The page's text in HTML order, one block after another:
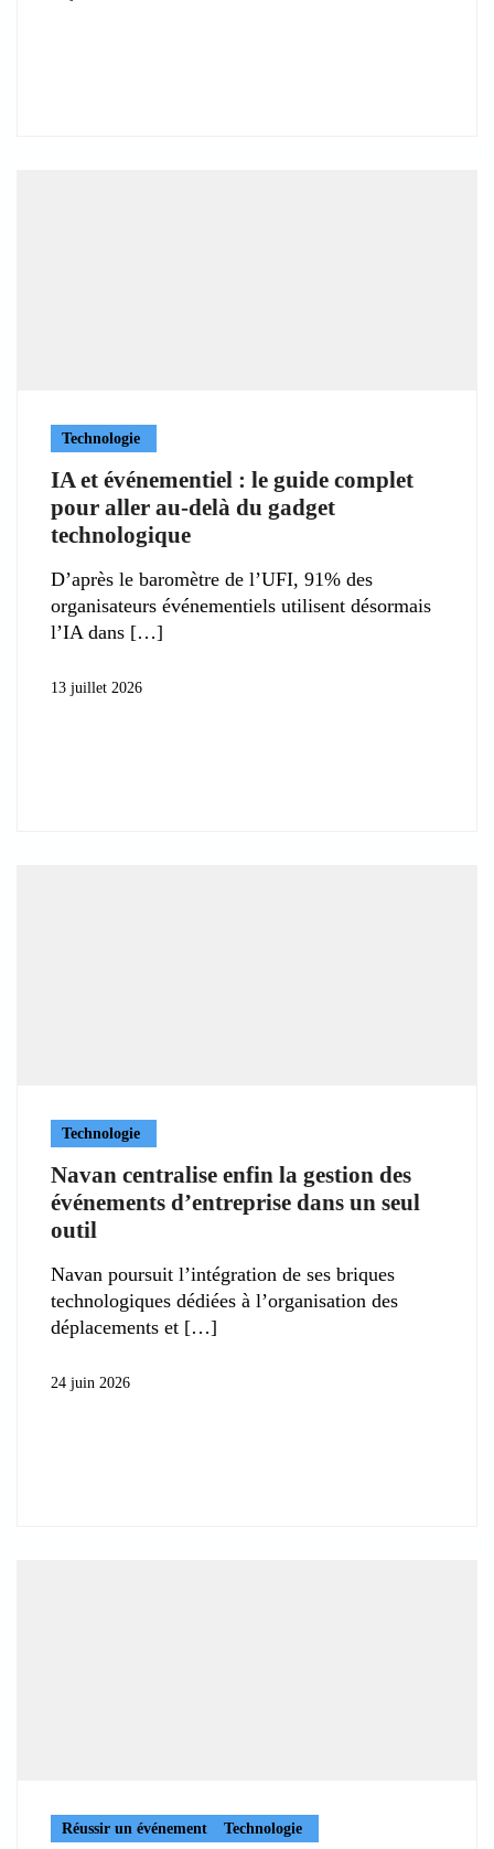
Technologie
IA et événementiel : le guide complet
pour aller au-delà du gadget
technologique
D’après le baromètre de l’UFI, 91% des
organisateurs événementiels utilisent désormais
l’IA dans
13 juillet 2026
Technologie
Navan centralise enfin la gestion des
événements d’entreprise dans un seul
outil
Navan poursuit l’intégration de ses briques
technologiques dédiées à l’organisation des
déplacements et
24 juin 2026
Réussir un événement Technologie